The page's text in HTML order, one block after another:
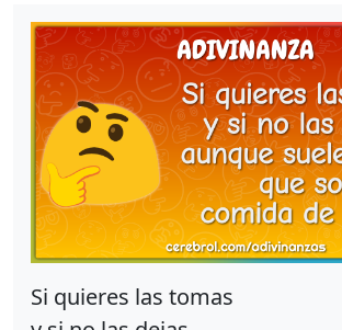
Si quieres las tomas